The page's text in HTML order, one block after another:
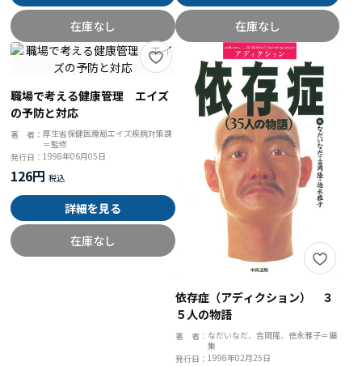
在庫なし
在庫なし
職場で考える健康管理 エイズ
の予防と対応
著 者：厚生省保健医療局エイズ疾病対策課
＝監修
発行日：1998年06月05日
126円
詳細を見る
在庫なし
依存症（アディクション） ３
５人の物語
著 者： なだいなだ、吉岡隆、徳永雅子＝編
集
発行日： 1998年02月25日